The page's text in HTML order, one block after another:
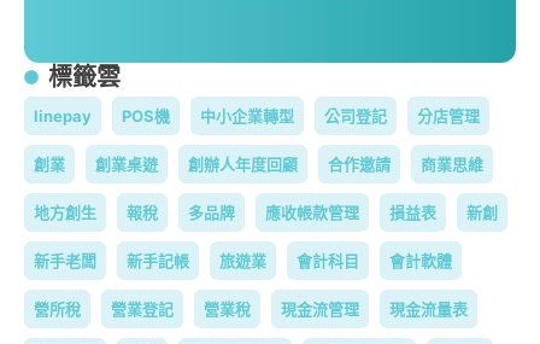
標籤雲
linepay POS機 中小企業轉型 公司登記 分店管理
創業 創業桌遊 創辦人年度回顧 合作邀請 商業思維
地方創生 報稅 多品牌 應收帳款管理 損益表 新創
新手老闆 新手記帳 旅遊業 會計科目 會計軟體
營所稅 營業登記 營業稅 現金流管理 現金流量表